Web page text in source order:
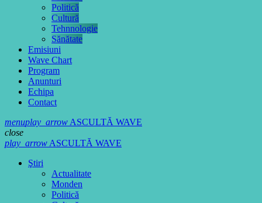
Politică
Cultură
Tehnnologie
Sănătate
Emisiuni
Wave Chart
Program
Anunturi
Echipa
Contact
menuplay_arrowASCULTĂ WAVE
close
play_arrowASCULTĂ WAVE
Ştiri
Actualitate
Monden
Politică